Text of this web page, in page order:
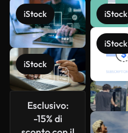
iStock
iStock
Esclusivo:
-15% di
iStock
iStock